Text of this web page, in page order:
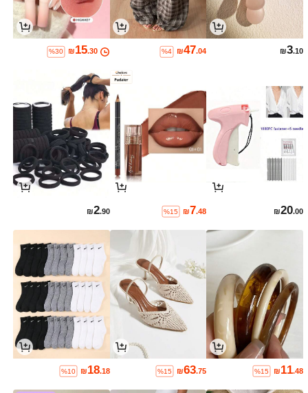
₪3.10
₪47.04
%4
₪15.30
%30
₪20.00
₪7.48
%15
₪2.90
₪11.48
%15
₪63.75
%15
₪18.18
%10